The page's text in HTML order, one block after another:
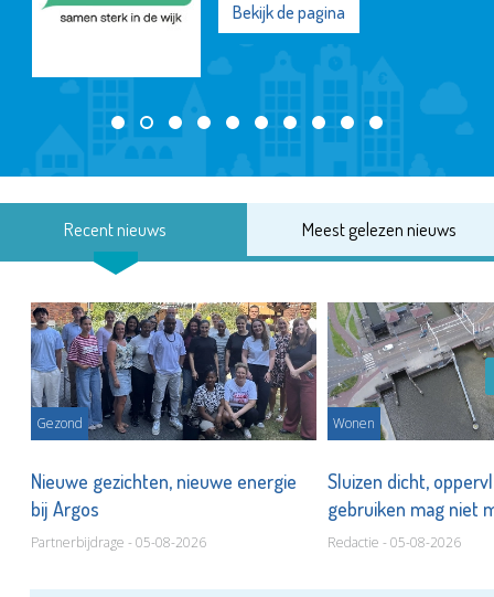
Bekijk de pagina
Recent nieuws Meest gelezen nieuws
Gezond
Nieuwe gezichten, nieuwe energie
bij Argos
Partnerbijdrage - 05-08-2026
Wonen
Sluizen dicht,
gebruiken mag niet
Redactie - 05-08-2026